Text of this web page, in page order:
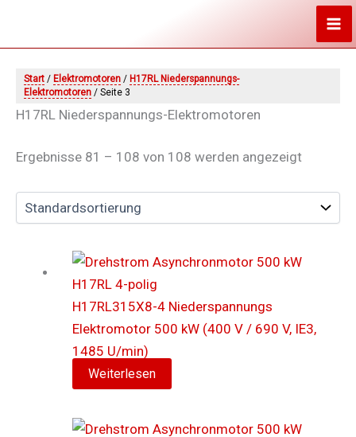
Start / Elektromotoren / H17RL Niederspannungs-
Elektromotoren / Seite 3
H17RL Niederspannungs-Elektromotoren
Ergebnisse 81 – 108 von 108 werden angezeigt
H17RL315X8-4 Niederspannungs
Elektromotor 500 kW (400 V / 690 V, IE3,
1485 U/min)
Weiterlesen